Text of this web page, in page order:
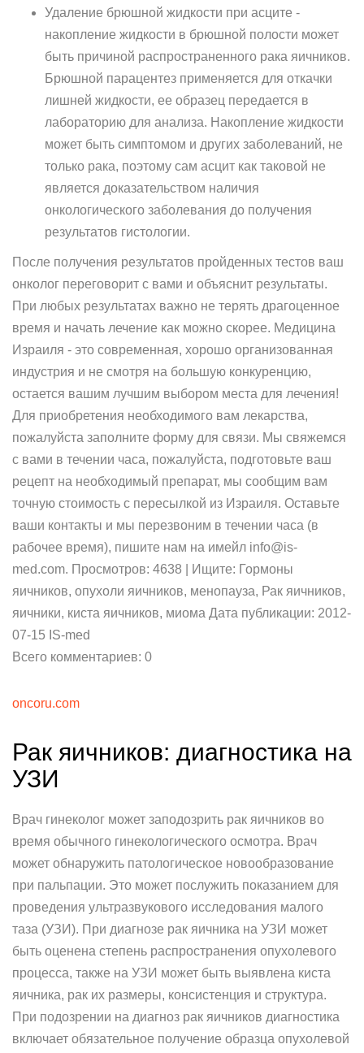
Удаление брюшной жидкости при асците -
накопление жидкости в брюшной полости может
быть причиной распространенного рака яичников.
Брюшной парацентез применяется для откачки
лишней жидкости, ее образец передается в
лабораторию для анализа. Накопление жидкости
может быть симптомом и других заболеваний, не
только рака, поэтому сам асцит как таковой не
является доказательством наличия
онкологического заболевания до получения
результатов гистологии.
После получения результатов пройденных тестов ваш
онколог переговорит с вами и объяснит результаты.
При любых результатах важно не терять драгоценное
время и начать лечение как можно скорее. Медицина
Израиля - это современная, хорошо организованная
индустрия и не смотря на большую конкуренцию,
остается вашим лучшим выбором места для лечения!
Для приобретения необходимого вам лекарства,
пожалуйста заполните форму для связи. Мы свяжемся
с вами в течении часа, пожалуйста, подготовьте ваш
рецепт на необходимый препарат, мы сообщим вам
точную стоимость с пересылкой из Израиля. Оставьте
ваши контакты и мы перезвоним в течении часа (в
рабочее время), пишите нам на имейл info@is-
med.com. Просмотров: 4638 | Ищите: Гормоны
яичников, опухоли яичников, менопауза, Рак яичников,
яичники, киста яичников, миома Дата публикации: 2012-
07-15 IS-med
Всего комментариев: 0
oncoru.com
Рак яичников: диагностика на
УЗИ
Врач гинеколог может заподозрить рак яичников во
время обычного гинекологического осмотра. Врач
может обнаружить патологическое новообразование
при пальпации. Это может послужить показанием для
проведения ультразвукового исследования малого
таза (УЗИ). При диагнозе рак яичника на УЗИ может
быть оценена степень распространения опухолевого
процесса, также на УЗИ может быть выявлена киста
яичника, рак их размеры, консистенция и структура.
При подозрении на диагноз рак яичников диагностика
включает обязательное получение образца опухолевой